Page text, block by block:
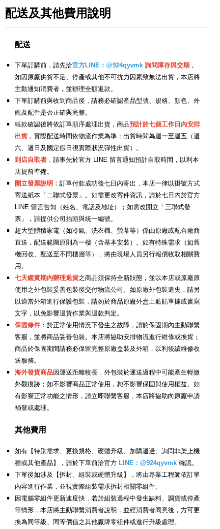
配送及其他費用說明
配送
下單訂購前，請先洽官方LINE：@924qyvmk 詢問庫存與交期 ，
如因原廠供貨不足、停產或其他不可抗力因素致無法出貨，本店將
主動通知消費者，並辦理全額退款。
下單訂購前與收到商品後，請務必確認產品型號、規格、顏色、外
觀及配件是否正確與完整。
帳款確認後將依訂單順序處理出貨，商品預計於七個工作日內安排
出貨，實際配送時間依物流作業為準；出貨時間為週一至週五（週
六、週日及國定假日視實際狀況彈性出貨）。
到店自取者 ，請事先於官方 LINE 留言通知預計自取時間，以利本
店提前準備。
開立發票說明 ：訂單付款成功後七日內寄出，本店一律以掛號方式
寄送紙本「二聯式發票」。如需更改寄件資訊，請於七日內於官方
LINE 留言告知（姓名、電話及地址）；如需改開立「三聯式發
票」，請提供公司抬頭與統一編號 。
超大型體積家電（如冷氣、洗衣機、螢幕等）係由原廠或配合廠商
直送，配送範圍原則為一樓（含基本安裝）。如有特殊需求（如舊
機回收、配送至不同樓層等），將由現場人員另行報價收取相關費
用。
七天鑑賞期內辦理退貨之商品須保持全新狀態，並以本店或原廠原
使用之外包裝妥善包裝後交付物流公司。如原廠外包裝遺失，請另
以適當外箱進行保護包裝，請勿於商品原廠外盒上黏貼單據或書寫
文字，以免影響退貨作業與退款判定。
保固條件 ：於正常使用情況下發生之故障，請於保固期內主動聯繫
客服，並將商品妥善包裝。本店將協助安排物流進行維修或換貨；
商品於保固期間請務必保留完整原廠盒裝及外箱，以利後續維修收
送服務。
海外發貨商品因運送距離較長，外包裝於運送過程中可能產生輕微
外觀痕跡；如不影響商品正常使用，恕不影響保固與使用權益。如
有影響正常功能之情形，請立即聯繫客服，本店將協助向原廠申請
補發或處理。
其他費用
如有【特別需求、更換規格、硬體升級、加購週邊、詢問非架上機
種或其他產品】，請於下單前洽官方 LINE：@924qyvmk 確認。
下單後如涉及【拆封、組裝或硬體升級】，將由專業工程師依訂單
內容進行作業，並視實際組裝需求拆封相關零組件。
因電腦零組件更新速度快，若於組裝過程中發生缺料、調貨或停產
等情形，本店將主動聯繫消費者說明，並經消費者同意後，方可更
換為同等級、同等價值之其他廠牌零組件或進行升級處理。